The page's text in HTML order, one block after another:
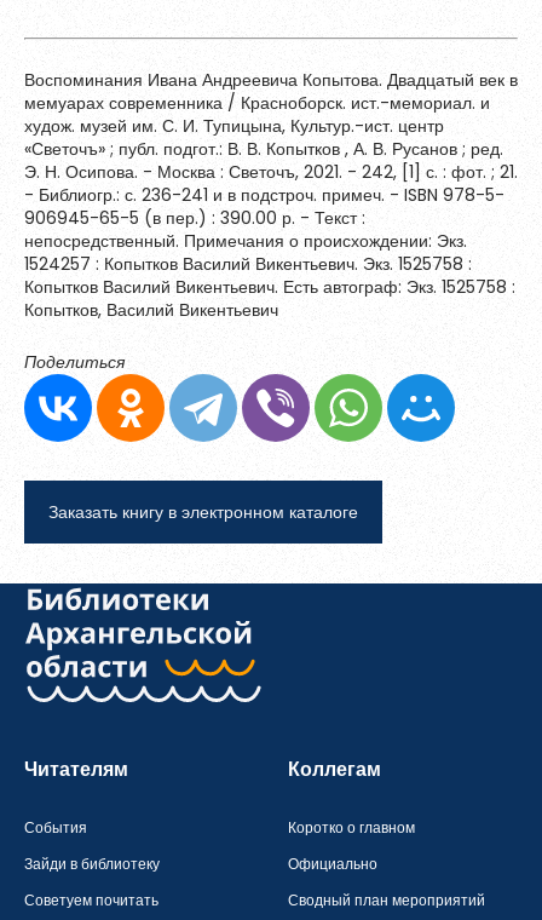
Воспоминания Ивана Андреевича Копытова. Двадцатый век в
мемуарах современника / Красноборск. ист.-мемориал. и
худож. музей им. С. И. Тупицына, Культур.-ист. центр
«Светочъ» ; публ. подгот.: В. В. Копытков , А. В. Русанов ; ред.
Э. Н. Осипова. - Москва : Светочъ, 2021. - 242, [1] с. : фот. ; 21.
- Библиогр.: с. 236-241 и в подстроч. примеч. - ISBN 978-5-
906945-65-5 (в пер.) : 390.00 р. - Текст :
непосредственный. Примечания о происхождении: Экз.
1524257 : Копытков Василий Викентьевич. Экз. 1525758 :
Копытков Василий Викентьевич. Есть автограф: Экз. 1525758 :
Копытков, Василий Викентьевич
Поделиться
Заказать книгу в электронном каталоге
Читателям
События
Зайди в библиотеку
Советуем почитать
Коллегам
Коротко о главном
Официально
Сводный план мероприятий